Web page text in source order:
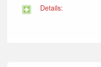
Details: